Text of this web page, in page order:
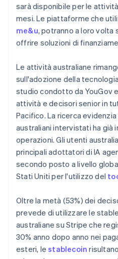
sarà disponibile per le
mesi. Le piattaforme che
me&u, potranno a loro
offrire soluzioni di
Le attività australiane
sull'adozione della
studio condotto da YouGov
attività e decisori senior in
Pacifico. La ricerca
australiani intervistati ha già
operazioni. Gli utenti
principali adottatori di IA
secondo posto a livello
Stati Uniti per l'utilizzo del
Oltre la metà (53%) dei
prevede di utilizzare le
australiane su Stripe che
30% anno dopo anno nei
esteri, lestablecoin
Malta
English
Messico
EspañolEnglish
Norvegia
Nuova Zelanda
English
Paesi Bassi
NederlandsEnglish
Polonia
English
Portogallo
PortuguêsEnglish
RAS di Hong Kong, Cina
English简体中文
Regno Unito
English
English
Romania
English
Singapore
English 简体中文
Slovacchia